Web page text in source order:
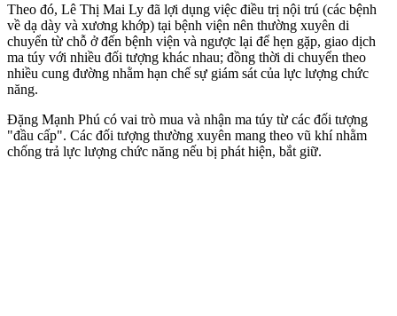
Theo đó, Lê Thị Mai Ly đã lợi dụng việc điều trị nội trú (các bệnh
về dạ dày và xương khớp) tại bệnh viện nên thường xuyên di
chuyển từ chỗ ở đến bệnh viện và ngược lại để hẹn gặp, giao dịch
m‌a tú‌y với nhiều đối tượng khác nhau; đồng thời di chuyển theo
nhiều cung đường nhằm hạn chế sự giám sát của lực lượng chức
năng.
Đặng Mạnh Phú có vai trò mua và nhận m‌a tú‌y từ các đối tượng
"đầu cấp". Các đối tượng thường xuyên mang theo vũ khí nhằm
chống trả lực lượng chức năng nếu bị phát hiện, bắt giữ.